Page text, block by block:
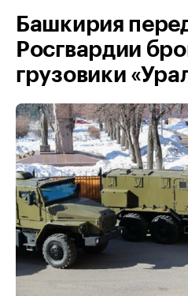
Башкирия
Росгвардии
грузовики